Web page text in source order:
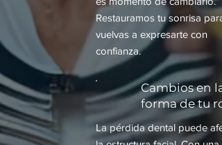
Restauramos tu sonrisa
vuelvas a expresarte con
confianza.
Cambios en la
forma de tu
La pérdida dental puede